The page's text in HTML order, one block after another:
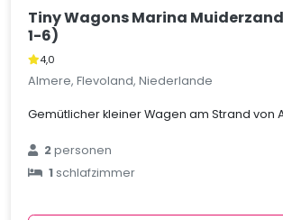
Tiny Wagons Marina
1-6)
4,0
Almere, Flevoland, Niederlande
Gemütlicher kleiner Wagen am Strand von
2personen
1schlafzimmer